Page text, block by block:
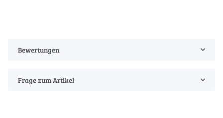
Bewertungen
Frage zum Artikel